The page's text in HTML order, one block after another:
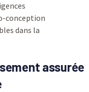
conception
dans la
assurée